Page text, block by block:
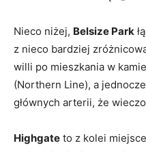
Nieco niżej, Belsize Park
z nieco bardziej
willi po mieszkania w
(Northern Line), a
głównych arterii, że
Highgate to z kolei